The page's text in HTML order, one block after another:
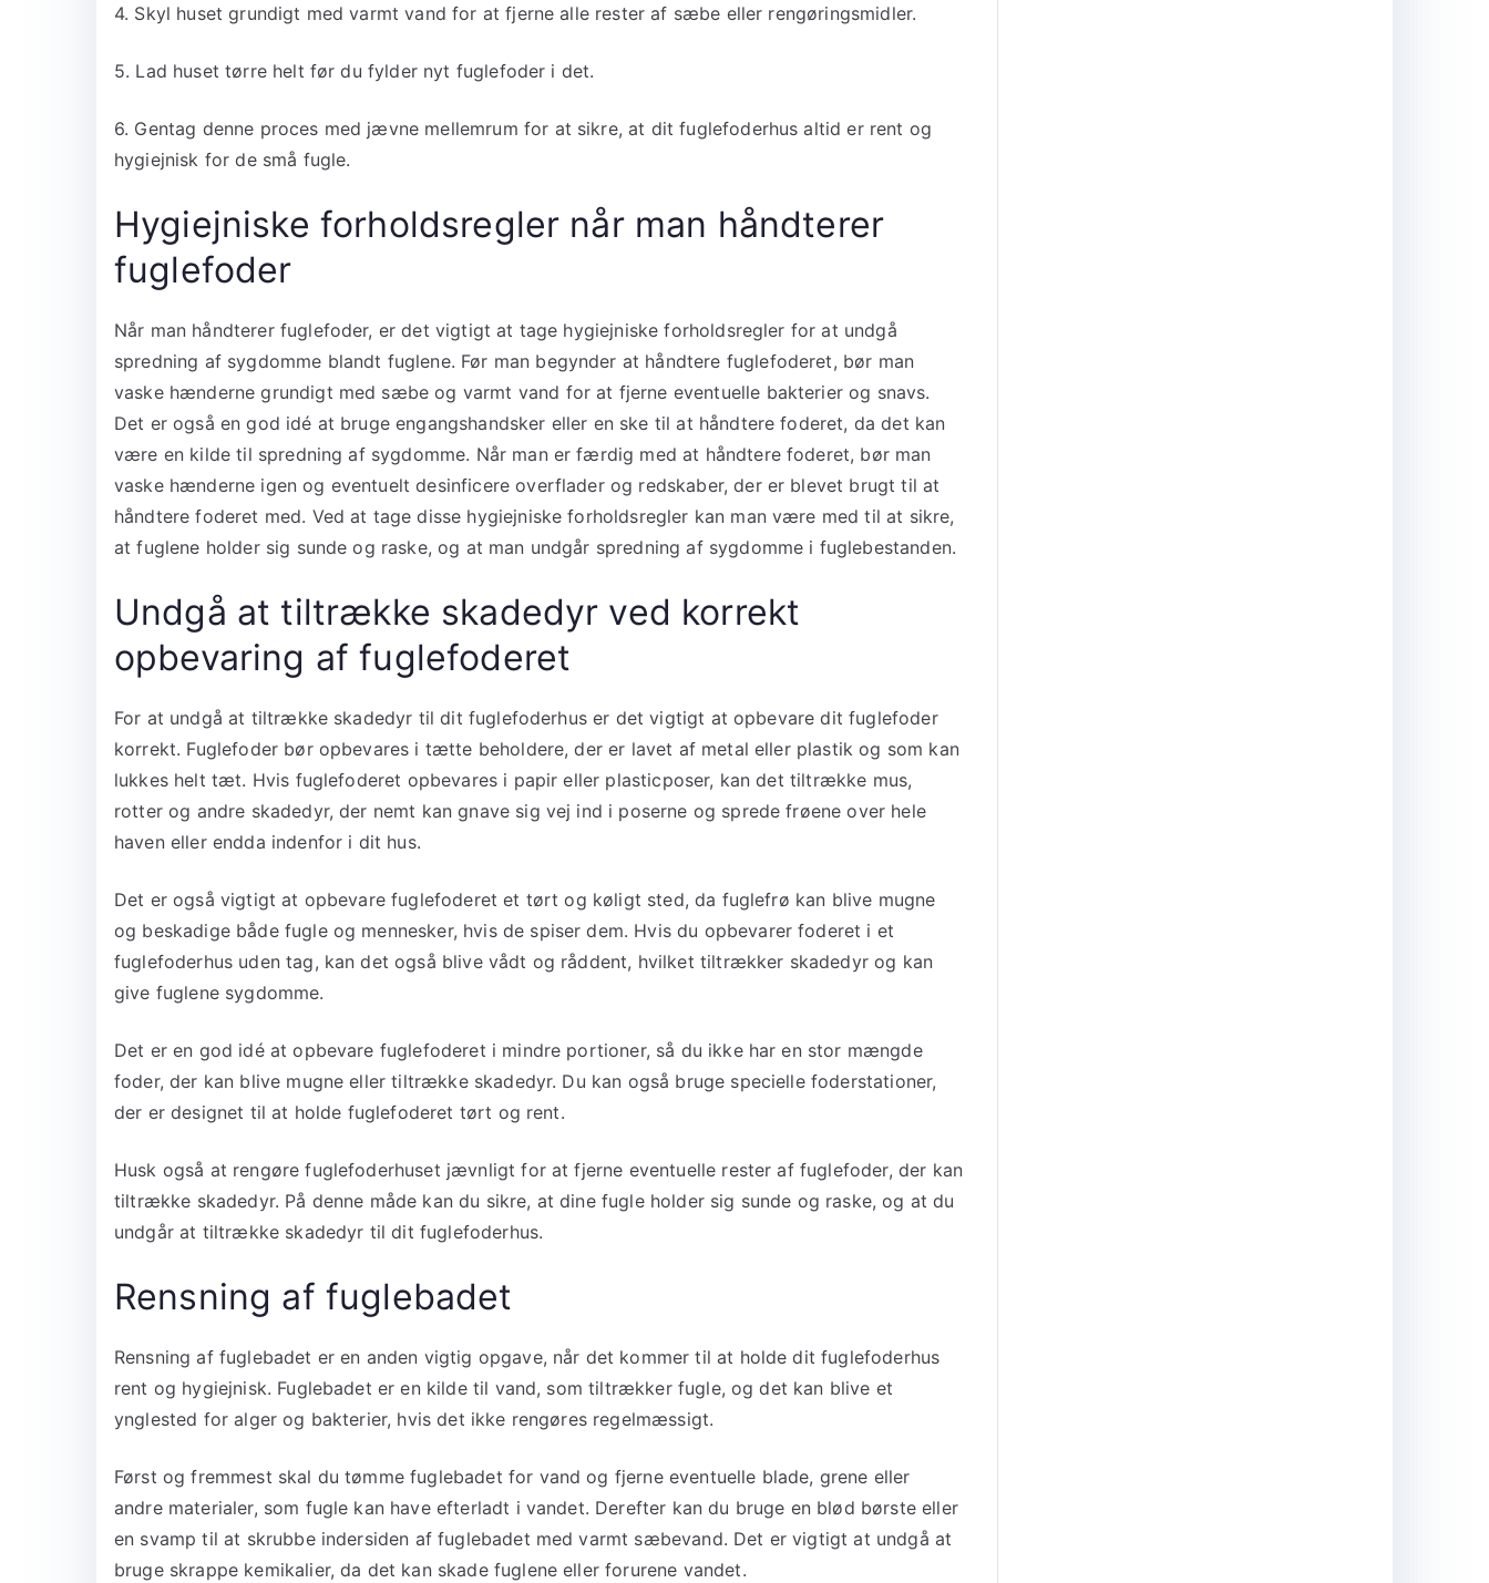
4. Skyl huset grundigt med varmt vand for at fjerne alle rester af sæbe eller rengøringsmidler.
5. Lad huset tørre helt før du fylder nyt fuglefoder i det.
6. Gentag denne proces med jævne mellemrum for at sikre, at dit fuglefoderhus altid er rent og
hygiejnisk for de små fugle.
Hygiejniske forholdsregler når man håndterer
fuglefoder
Når man håndterer fuglefoder, er det vigtigt at tage hygiejniske forholdsregler for at undgå
spredning af sygdomme blandt fuglene. Før man begynder at håndtere fuglefoderet, bør man
vaske hænderne grundigt med sæbe og varmt vand for at fjerne eventuelle bakterier og snavs.
Det er også en god idé at bruge engangshandsker eller en ske til at håndtere foderet, da det kan
være en kilde til spredning af sygdomme. Når man er færdig med at håndtere foderet, bør man
vaske hænderne igen og eventuelt desinficere overflader og redskaber, der er blevet brugt til at
håndtere foderet med. Ved at tage disse hygiejniske forholdsregler kan man være med til at sikre,
at fuglene holder sig sunde og raske, og at man undgår spredning af sygdomme i fuglebestanden.
Undgå at tiltrække skadedyr ved korrekt
opbevaring af fuglefoderet
For at undgå at tiltrække skadedyr til dit fuglefoderhus er det vigtigt at opbevare dit fuglefoder
korrekt. Fuglefoder bør opbevares i tætte beholdere, der er lavet af metal eller plastik og som kan
lukkes helt tæt. Hvis fuglefoderet opbevares i papir eller plasticposer, kan det tiltrække mus,
rotter og andre skadedyr, der nemt kan gnave sig vej ind i poserne og sprede frøene over hele
haven eller endda indenfor i dit hus.
Det er også vigtigt at opbevare fuglefoderet et tørt og køligt sted, da fuglefrø kan blive mugne
og beskadige både fugle og mennesker, hvis de spiser dem. Hvis du opbevarer foderet i et
fuglefoderhus uden tag, kan det også blive vådt og råddent, hvilket tiltrækker skadedyr og kan
give fuglene sygdomme.
Det er en god idé at opbevare fuglefoderet i mindre portioner, så du ikke har en stor mængde
foder, der kan blive mugne eller tiltrække skadedyr. Du kan også bruge specielle foderstationer,
der er designet til at holde fuglefoderet tørt og rent.
Husk også at rengøre fuglefoderhuset jævnligt for at fjerne eventuelle rester af fuglefoder, der kan
tiltrække skadedyr. På denne måde kan du sikre, at dine fugle holder sig sunde og raske, og at du
undgår at tiltrække skadedyr til dit fuglefoderhus.
Rensning af fuglebadet
Rensning af fuglebadet er en anden vigtig opgave, når det kommer til at holde dit fuglefoderhus
rent og hygiejnisk. Fuglebadet er en kilde til vand, som tiltrækker fugle, og det kan blive et
ynglested for alger og bakterier, hvis det ikke rengøres regelmæssigt.
Først og fremmest skal du tømme fuglebadet for vand og fjerne eventuelle blade, grene eller
andre materialer, som fugle kan have efterladt i vandet. Derefter kan du bruge en blød børste eller
en svamp til at skrubbe indersiden af fuglebadet med varmt sæbevand. Det er vigtigt at undgå at
bruge skrappe kemikalier, da det kan skade fuglene eller forurene vandet.